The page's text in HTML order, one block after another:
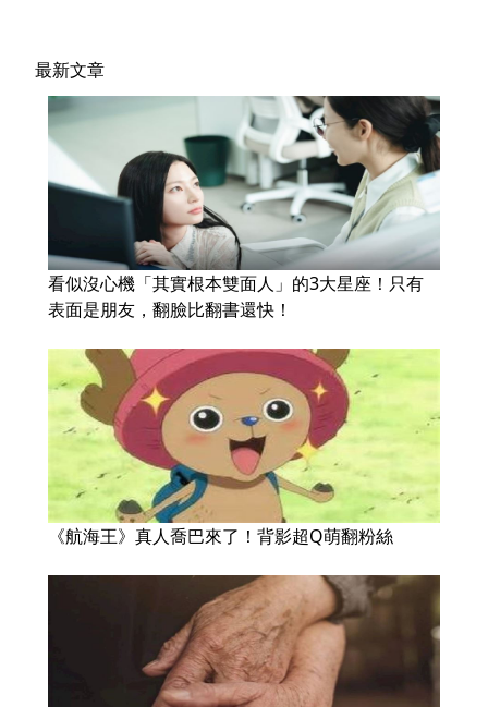
最新文章
看似沒心機「其實根本雙面人」的3大星座！只有
表面是朋友，翻臉比翻書還快！
《航海王》真人喬巴來了！背影超Q萌翻粉絲